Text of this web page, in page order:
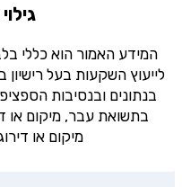
המידע האמור הוא כללי
לייעוץ השקעות בעל
בנתונים ובנסיבות
בתשואת עבר, מיקום או
מיקום או